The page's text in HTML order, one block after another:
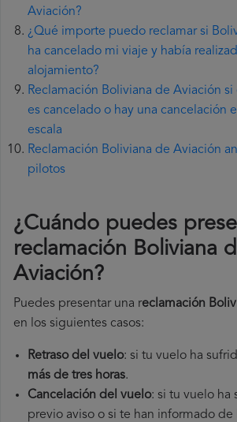
Aviación?
¿Qué importe puedo reclamar si
ha cancelado mi viaje y había
alojamiento?
Reclamación Boliviana de Aviación
es cancelado o hay una cancelación
escala
Reclamación Boliviana de Aviación
pilotos
¿Cuándo puedes
reclamación Boliviana
Aviación?
Puedes presentar una reclamación
en los siguientes casos:
Retraso del vuelo: si tu vuelo ha
más de tres horas.
Cancelación del vuelo: si tu vuelo ha
previo aviso o si te han informado de